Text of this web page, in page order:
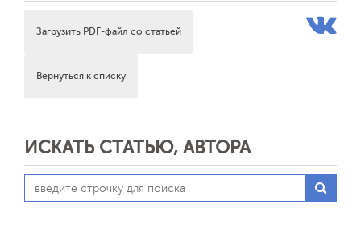
Загрузить PDF-файл со статьей
Вернуться к списку
ИСКАТЬ СТАТЬЮ, АВТОРА